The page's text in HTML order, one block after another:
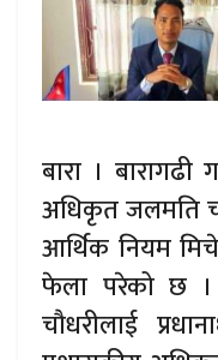
बारा । बारागढी
अधिकृत जलमति
आर्थिक नियम
फेला परेको छ ।
चौधरीलाई